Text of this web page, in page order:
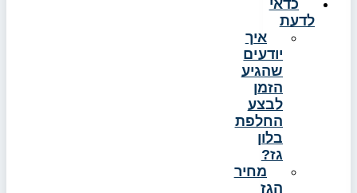
כדאי
לדעת
איך
יודעים
שהגיע
הזמן
לבצע
החלפת
בלון
גז?
מחיר
הגז